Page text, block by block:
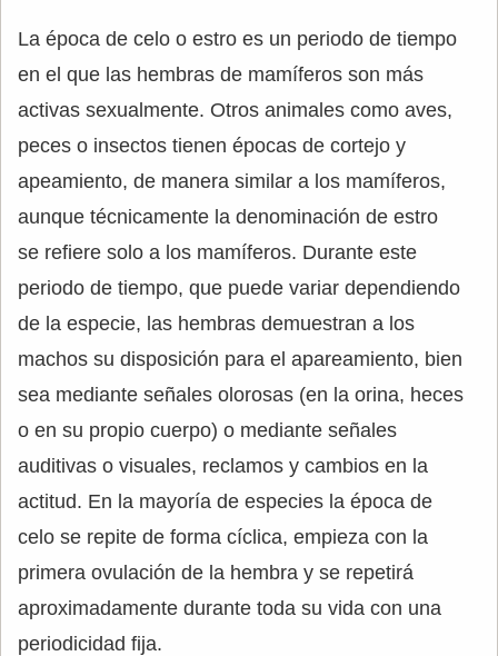
La época de celo o estro es un periodo de tiempo
en el que las hembras de mamíferos son más
activas sexualmente. Otros animales como aves,
peces o insectos tienen épocas de cortejo y
apeamiento, de manera similar a los mamíferos,
aunque técnicamente la denominación de estro
se refiere solo a los mamíferos. Durante este
periodo de tiempo, que puede variar dependiendo
de la especie, las hembras demuestran a los
machos su disposición para el apareamiento, bien
sea mediante señales olorosas (en la orina, heces
o en su propio cuerpo) o mediante señales
auditivas o visuales, reclamos y cambios en la
actitud. En la mayoría de especies la época de
celo se repite de forma cíclica, empieza con la
primera ovulación de la hembra y se repetirá
aproximadamente durante toda su vida con una
periodicidad fija.